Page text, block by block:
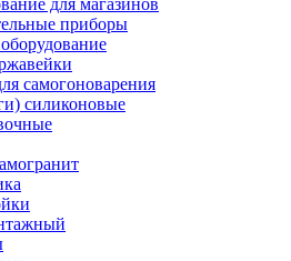
для магазинов
приборы
самогоноварения
силиконовые